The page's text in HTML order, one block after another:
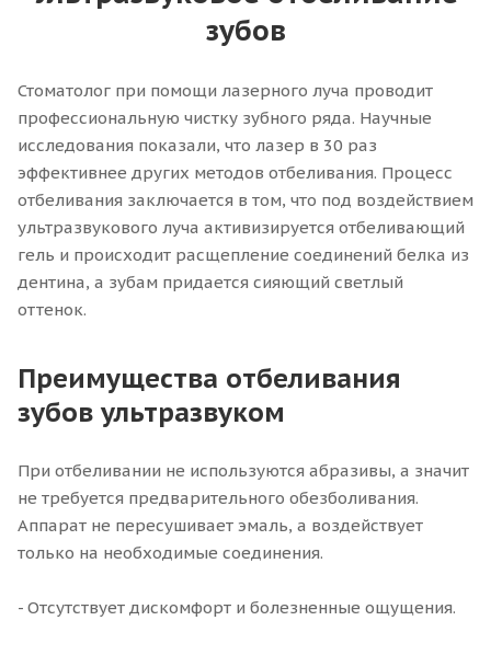
зубов
Стоматолог при помощи лазерного луча проводит
профессиональную чистку зубного ряда. Научные
исследования показали, что лазер в 30 раз
эффективнее других методов отбеливания. Процесс
отбеливания заключается в том, что под воздействием
ультразвукового луча активизируется отбеливающий
гель и происходит расщепление соединений белка из
дентина, а зубам придается сияющий светлый
оттенок.
Преимущества отбеливания
зубов ультразвуком
При отбеливании не используются абразивы, а значит
не требуется предварительного обезболивания.
Аппарат не пересушивает эмаль, а воздействует
только на необходимые соединения.
- Отсутствует дискомфорт и болезненные ощущения.